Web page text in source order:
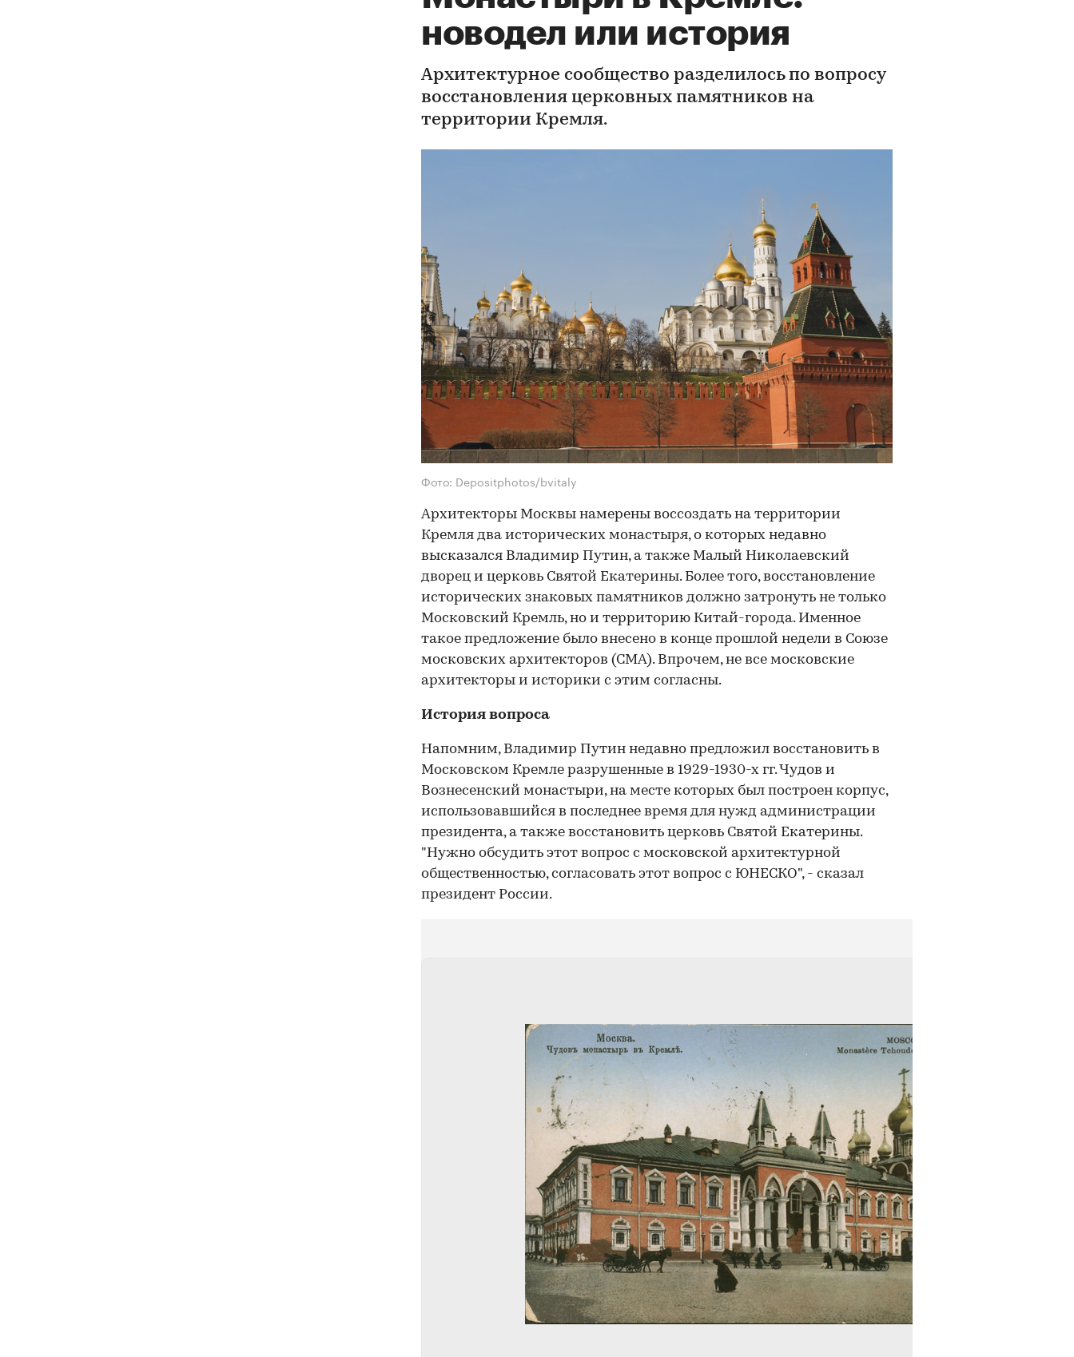
новодел или история
Архитектурное сообщество разделилось по вопросу
восстановления церковных памятников на
территории Кремля.
Фото: Depositphotos/bvitaly
Архитекторы Москвы намерены воссоздать на территории
Кремля два исторических монастыря, о которых недавно
высказался Владимир Путин, а также Малый Николаевский
дворец и церковь Святой Екатерины. Более того, восстановление
исторических знаковых памятников должно затронуть не только
Московский Кремль, но и территорию Китай-города. Именное
такое предложение было внесено в конце прошлой недели в Союзе
московских архитекторов (СМА). Впрочем, не все московские
архитекторы и историки с этим согласны.
История вопроса
Напомним, Владимир Путин недавно предложил восстановить в
Московском Кремле разрушенные в 1929-1930-х гг. Чудов и
Вознесенский монастыри, на месте которых был построен корпус,
использовавшийся в последнее время для нужд администрации
президента, а также восстановить церковь Святой Екатерины.
"Нужно обсудить этот вопрос с московской архитектурной
общественностью, согласовать этот вопрос с ЮНЕСКО", - сказал
президент России.